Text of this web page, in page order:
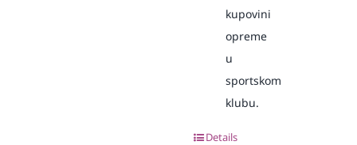
kupovini
opreme
u
sportskom
klubu.
Details